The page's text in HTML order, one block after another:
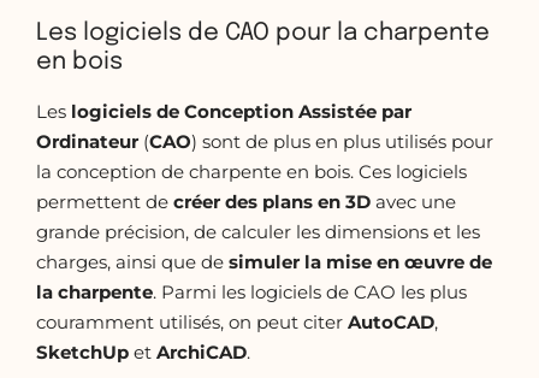
Les logiciels de CAO pour la charpente
en bois
Les logiciels de Conception Assistée par
Ordinateur (CAO) sont de plus en plus utilisés pour
la conception de charpente en bois. Ces logiciels
permettent de créer des plans en 3D avec une
grande précision, de calculer les dimensions et les
charges, ainsi que de simuler la mise en œuvre de
la charpente. Parmi les logiciels de CAO les plus
couramment utilisés, on peut citer AutoCAD,
SketchUp et ArchiCAD.